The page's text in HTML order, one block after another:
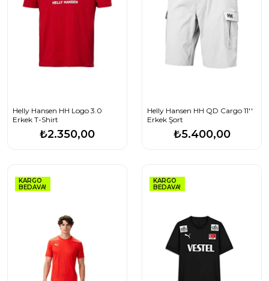
Helly Hansen HH Logo 3.0
Erkek T-Shirt
₺2.350,00
Helly Hansen HH QD Cargo 11''
Erkek Şort
₺5.400,00
KARGO
BEDAVA!
KARGO
BEDAVA!